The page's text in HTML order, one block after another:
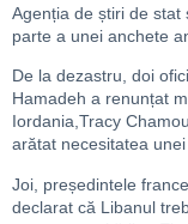
Agenția de știri de
parte a unei anchete
De la dezastru, doi
Hamadeh a renunțat
Iordania,Tracy
arătat necesitatea
Joi, președintele
declarat că Libanul